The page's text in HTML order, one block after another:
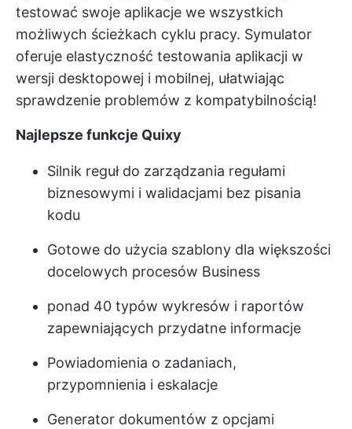
testować swoje aplikacje we wszystkich
możliwych ścieżkach cyklu pracy. Symulator
oferuje elastyczność testowania aplikacji w
wersji desktopowej i mobilnej, ułatwiając
sprawdzenie problemów z kompatybilnością!
Najlepsze funkcje Quixy
Silnik reguł do zarządzania regułami
biznesowymi i walidacjami bez pisania
kodu
Gotowe do użycia szablony dla większości
docelowych procesów Business
ponad 40 typów wykresów i raportów
zapewniających przydatne informacje
Powiadomienia o zadaniach,
przypomnienia i eskalacje
Generator dokumentów z opcjami